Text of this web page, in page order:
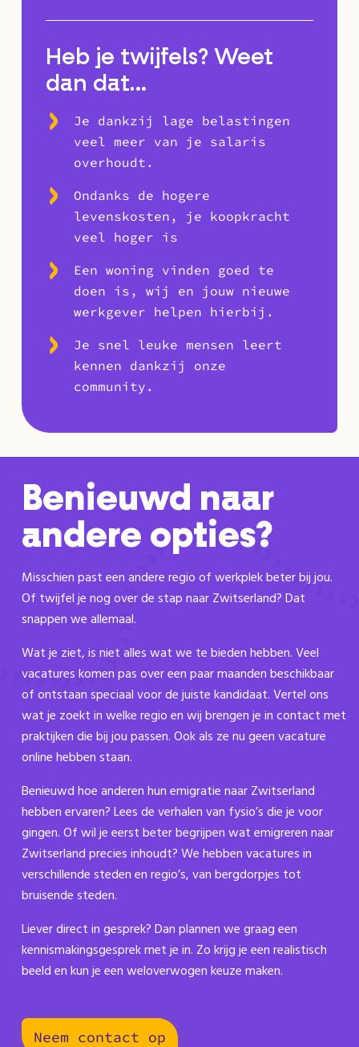
Heb je twijfels? Weet
dan dat…
Je dankzij lage belastingen
veel meer van je salaris
overhoudt.
Ondanks de hogere
levenskosten, je koopkracht
veel hoger is
Een woning vinden goed te
doen is, wij en jouw nieuwe
werkgever helpen hierbij.
Je snel leuke mensen leert
kennen dankzij onze
community.
Benieuwd naar
andere opties?
Misschien past een andere regio of werkplek beter bij jou.
Of twijfel je nog over de stap naar Zwitserland? Dat
snappen we allemaal.
Wat je ziet, is niet alles wat we te bieden hebben. Veel
vacatures komen pas over een paar maanden beschikbaar
of ontstaan speciaal voor de juiste kandidaat. Vertel ons
wat je zoekt in welke regio en wij brengen je in contact met
praktijken die bij jou passen. Ook als ze nu geen vacature
online hebben staan.
Benieuwd hoe anderen hun emigratie naar Zwitserland
hebben ervaren? Lees de verhalen van fysio’s die je voor
gingen. Of wil je eerst beter begrijpen wat emigreren naar
Zwitserland precies inhoudt? We hebben vacatures in
verschillende steden en regio’s, van bergdorpjes tot
bruisende steden.
Liever direct in gesprek? Dan plannen we graag een
kennismakingsgesprek met je in. Zo krijg je een realistisch
beeld en kun je een weloverwogen keuze maken.
Neem contact op